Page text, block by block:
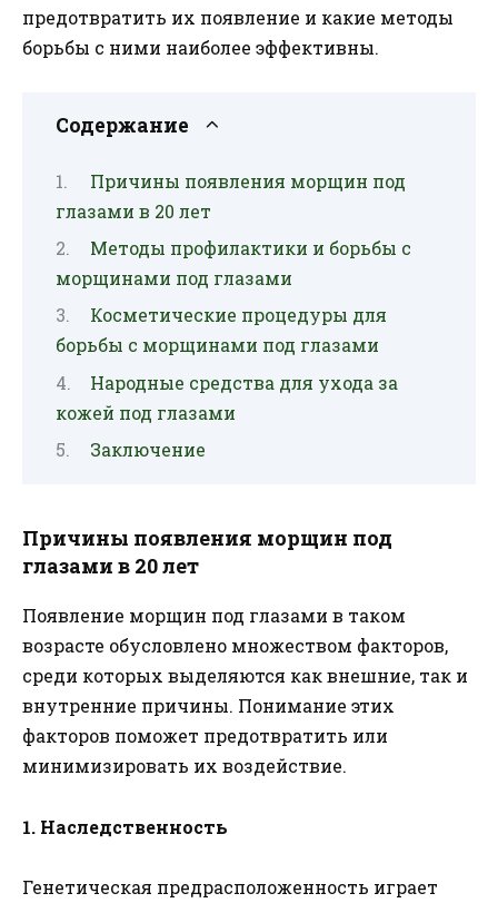
предотвратить их появление и какие методы
борьбы с ними наиболее эффективны.
Содержание
Причины появления морщин под
глазами в 20 лет
Методы профилактики и борьбы с
морщинами под глазами
Косметические процедуры для
борьбы с морщинами под глазами
Народные средства для ухода за
кожей под глазами
Заключение
Причины появления морщин под
глазами в 20 лет
Появление морщин под глазами в таком
возрасте обусловлено множеством факторов,
среди которых выделяются как внешние, так и
внутренние причины. Понимание этих
факторов поможет предотвратить или
минимизировать их воздействие.
1. Наследственность
Генетическая предрасположенность играет